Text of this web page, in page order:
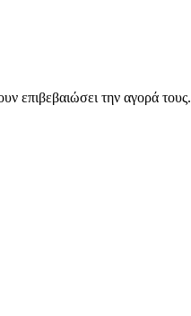
επιβεβαιώσει την αγορά τους.